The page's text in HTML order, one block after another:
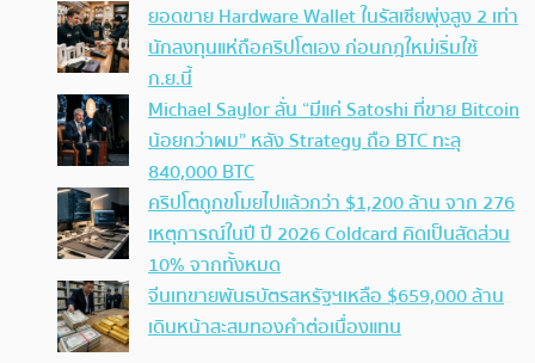
ยอดขาย Hardware Wallet ในรัสเซียพุ่งสูง 2 เท่า
นักลงทุนแห่ถือคริปโตเอง ก่อนกฎใหม่เริ่มใช้
ก.ย.นี้
Michael Saylor ลั่น “มีแค่ Satoshi ที่ขาย Bitcoin
น้อยกว่าผม” หลัง Strategy ถือ BTC ทะลุ
840,000 BTC
คริปโตถูกขโมยไปแล้วกว่า $1,200 ล้าน จาก 276
เหตุการณ์ในปี ปี 2026 Coldcard คิดเป็นสัดส่วน
10% จากทั้งหมด
จีนเทขายพันธบัตรสหรัฐฯเหลือ $659,000 ล้าน
เดินหน้าสะสมทองคำต่อเนื่องแทน